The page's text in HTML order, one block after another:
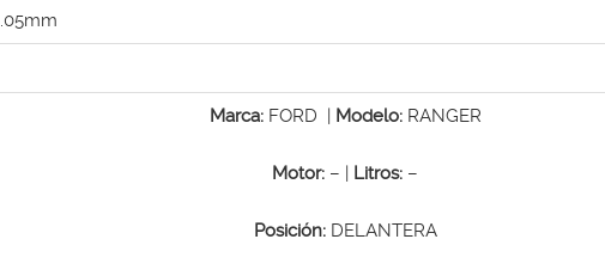
Marca:FORD | Modelo: RANGER
Motor: – | Litros: –
Posición:DELANTERA